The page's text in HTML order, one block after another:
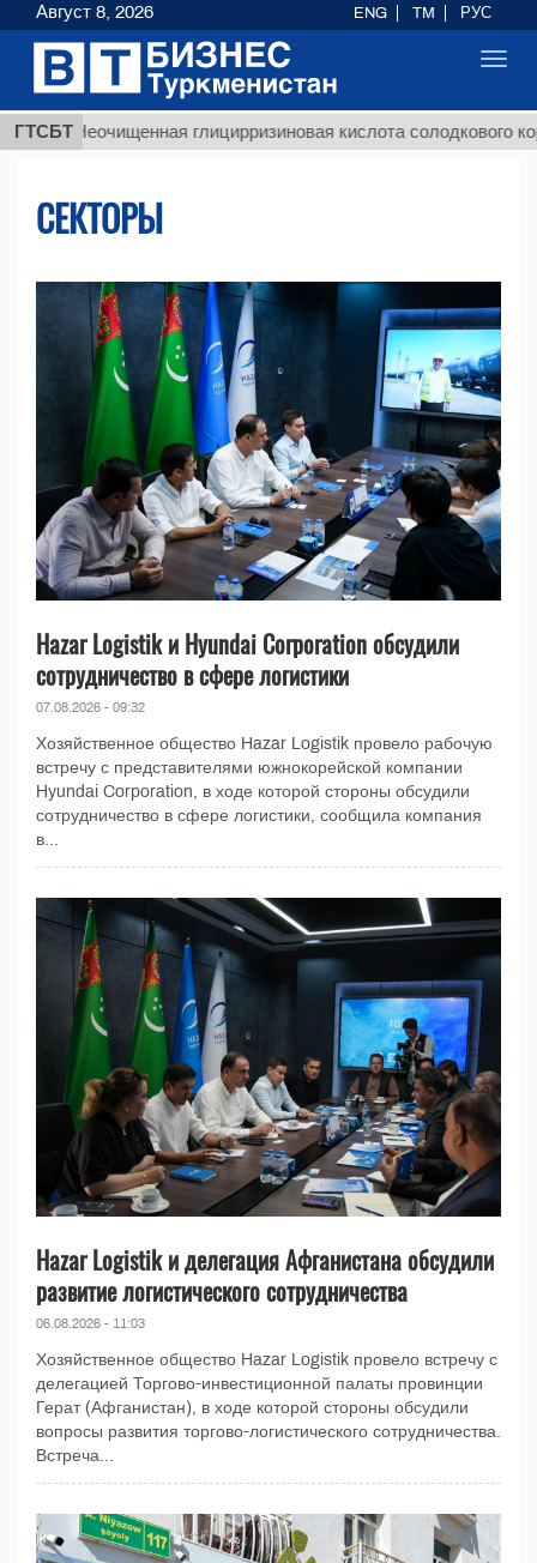
ГТСБТ глицирризиновая кислота солодкового корня
СЕКТОРЫ
Hazar Logistik и Hyundai Corporation обсудили
сотрудничество в сфере логистики
07.08.2026 - 09:32
Хозяйственное общество Hazar Logistik провело рабочую
встречу с представителями южнокорейской компании
Hyundai Corporation, в ходе которой стороны обсудили
сотрудничество в сфере логистики, сообщила компания
в...
Hazar Logistik и делегация Афганистана обсудили
развитие логистического сотрудничества
06.08.2026 - 11:03
Хозяйственное общество Hazar Logistik провело встречу с
делегацией Торгово-инвестиционной палаты провинции
Герат (Афганистан), в ходе которой стороны обсудили
вопросы развития торгово-логистического сотрудничества.
Встреча...
Август 8, 2026 ENG TM РУС